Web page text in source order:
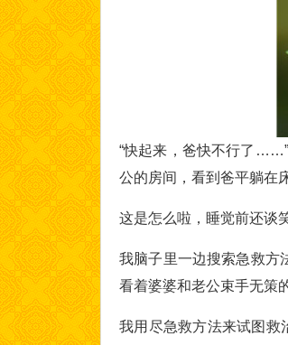
“快起来，爸快不行了
公的房间，看到爸平躺在
这是怎么啦，睡觉前还谈
我脑子里一边搜索急救方
看着婆婆和老公束手无策
我用尽急救方法来试图救